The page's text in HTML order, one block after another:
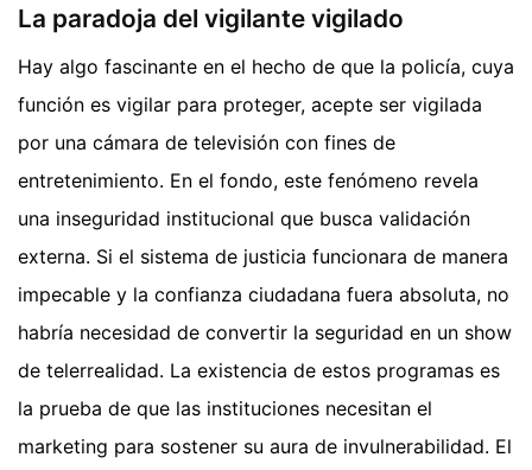
La paradoja del vigilante vigilado
Hay algo fascinante en el hecho de que la policía, cuya
función es vigilar para proteger, acepte ser vigilada
por una cámara de televisión con fines de
entretenimiento. En el fondo, este fenómeno revela
una inseguridad institucional que busca validación
externa. Si el sistema de justicia funcionara de manera
impecable y la confianza ciudadana fuera absoluta, no
habría necesidad de convertir la seguridad en un show
de telerrealidad. La existencia de estos programas es
la prueba de que las instituciones necesitan el
marketing para sostener su aura de invulnerabilidad. El